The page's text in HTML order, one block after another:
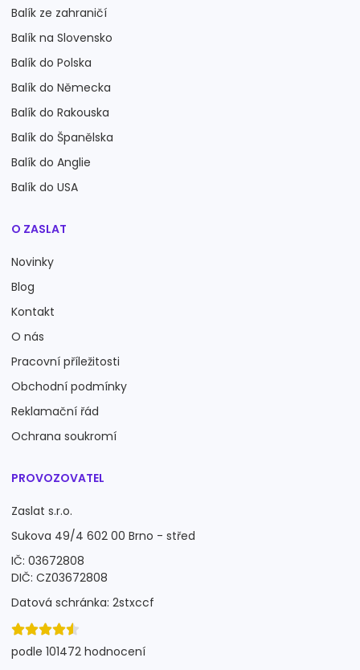
Balík ze zahraničí
Balík na Slovensko
Balík do Polska
Balík do Německa
Balík do Rakouska
Balík do Španělska
Balík do Anglie
Balík do USA
O ZASLAT
Novinky
Blog
Kontakt
O nás
Pracovní příležitosti
Obchodní podmínky
Reklamační řád
Ochrana soukromí
PROVOZOVATEL
Zaslat s.r.o.
Sukova 49/4 602 00 Brno - střed
IČ: 03672808
DIČ: CZ03672808
Datová schránka: 2stxccf
podle 101472 hodnocení